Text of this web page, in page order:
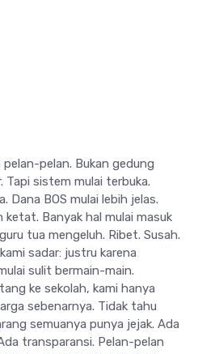
pelan. Bukan gedung
Tapi sistem mulai terbuka.
Dana BOS mulai lebih jelas.
ketat. Banyak hal mulai masuk
tua mengeluh. Ribet. Susah.
sadar: justru karena
sulit bermain-main.
ke sekolah, kami hanya
sebenarnya. Tidak tahu
semuanya punya jejak. Ada
transparansi. Pelan-pelan